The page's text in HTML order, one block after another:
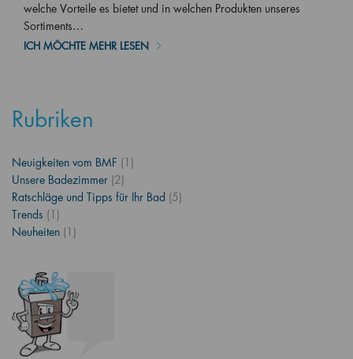
welche Vorteile es bietet und in welchen Produkten unseres
Sortiments…
ICH MÖCHTE MEHR LESEN
Rubriken
Neuigkeiten vom BMF (1)
Unsere Badezimmer (2)
Ratschläge und Tipps für Ihr Bad (5)
Trends (1)
Neuheiten (1)